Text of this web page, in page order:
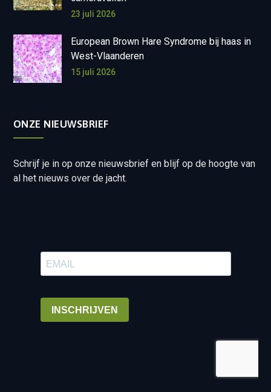
23 juli 2026
European Brown Hare Syndrome bij haas in
West-Vlaanderen
15 juli 2026
ONZE NIEUWSBRIEF
Schrijf je in op onze nieuwsbrief en blijf op de hoogte van
al het nieuws over de jacht.